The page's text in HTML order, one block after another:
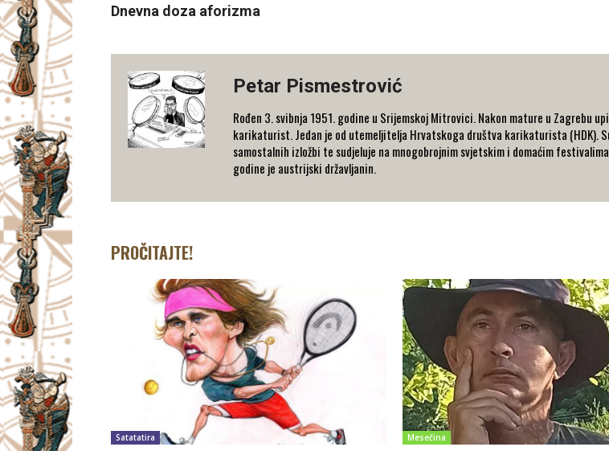
Dnevna doza aforizma
Petar Pismestrović
Rođen 3. svibnja 1951. godine u Srijemskoj Mitrovici. Nakon mature u Zagrebu
karikaturist. Jedan je od utemeljitelja Hrvatskoga društva karikaturista (HDK).
samostalnih izložbi te sudjeluje na mnogobrojnim svjetskim i domaćim
godine je austrijski državljanin.
PROČITAJTE!
Satatatira Mesečina